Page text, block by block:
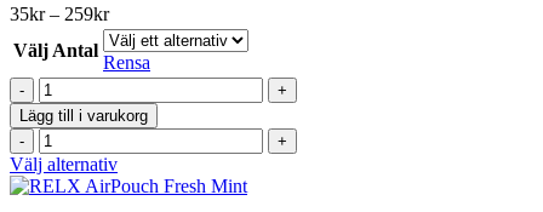
35kr – 259krPrisintervall:
35kr
till
259kr
Välj Antal
Rensa
RELX
Nikotin
AirPouch
-
Cola
s5
Lägg till i varukorg
RELX
Nikotin
AirPouch
Välj alternativDen
här